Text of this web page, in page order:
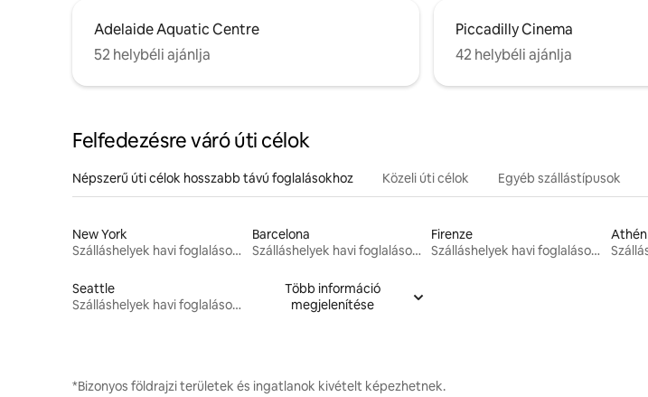
Adelaide Aquatic Centre
52 helybéli ajánlja
Piccadilly Cinema
42 helybéli ajánlja
Felfedezésre váró úti célok
Népszerű úti célok hosszabb távú foglalásokhoz Közeli úti célok Egyéb szállástípusok
New York
Szálláshelyek havi foglalásokhoz
Barcelona
Szálláshelyek havi foglalásokhoz
Firenze
Szálláshelyek havi foglalásokhoz
Athén
Seattle
Szálláshelyek havi foglalásokhoz
Több információ
megjelenítése
*Bizonyos földrajzi területek és ingatlanok kivételt képezhetnek.